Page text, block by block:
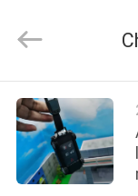
CASA
PRODUTOS
Kaimiao
Electronic
Ltd.
Rights
Reserved.